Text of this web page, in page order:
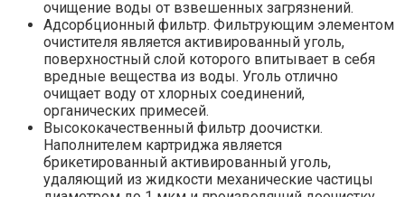
очищение воды от взвешенных загрязнений.
Адсорбционный фильтр. Фильтрующим элементом
очистителя является активированный уголь,
поверхностный слой которого впитывает в себя
вредные вещества из воды. Уголь отлично
очищает воду от хлорных соединений,
органических примесей.
Высококачественный фильтр доочистки.
Наполнителем картриджа является
брикетированный активированный уголь,
удаляющий из жидкости механические частицы